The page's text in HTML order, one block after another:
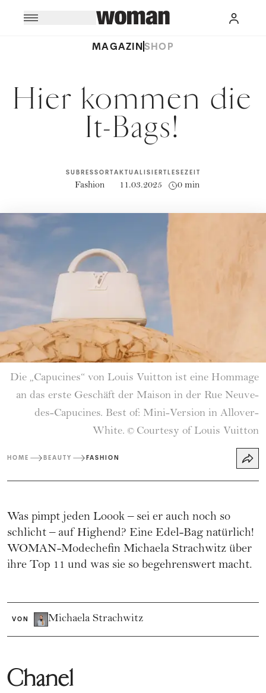
MAGAZINSHOP
Hier kommen die
It-Bags!
SUBRESSORT
Fashion
AKTUALISIERT
11.03.2025
LESEZEIT
0 min
Die „Capucines“ von Louis Vuitton ist eine Hommage
an das erste Geschäft der Maison in der Rue Neuve-
des-Capucines. Best of: Mini-Version in Allover-
White. © Courtesy of Louis Vuitton
HOME BEAUTY FASHION
Was pimpt jeden Loook – sei er auch noch so
schlicht – auf Highend? Eine Edel-Bag natürlich!
WOMAN-Modechefin Michaela Strachwitz über
ihre Top 11 und was sie so begehrenswert macht.
VON Michaela Strachwitz
Chanel